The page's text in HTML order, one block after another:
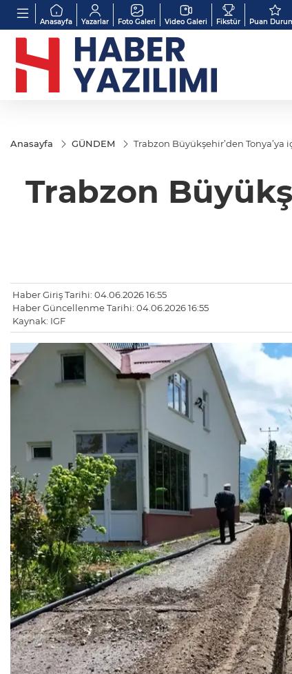
Anasayfa Yazarlar Foto Galeri Video Galeri Fikstür Puan
Anasayfa GÜNDEM Trabzon Büyükşehir’den Tonya’ya
Trabzon
Haber Giriş Tarihi: 04.06.2026 16:55
Haber Güncellenme Tarihi: 04.06.2026 16:55
Kaynak: IGF